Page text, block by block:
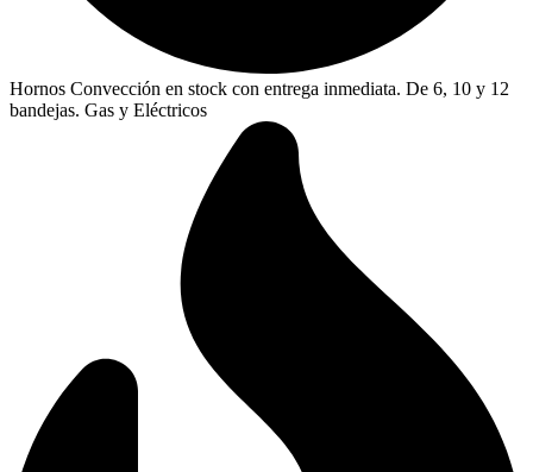
Hornos Convección en stock con entrega inmediata. De 6, 10 y 12
bandejas. Gas y Eléctricos